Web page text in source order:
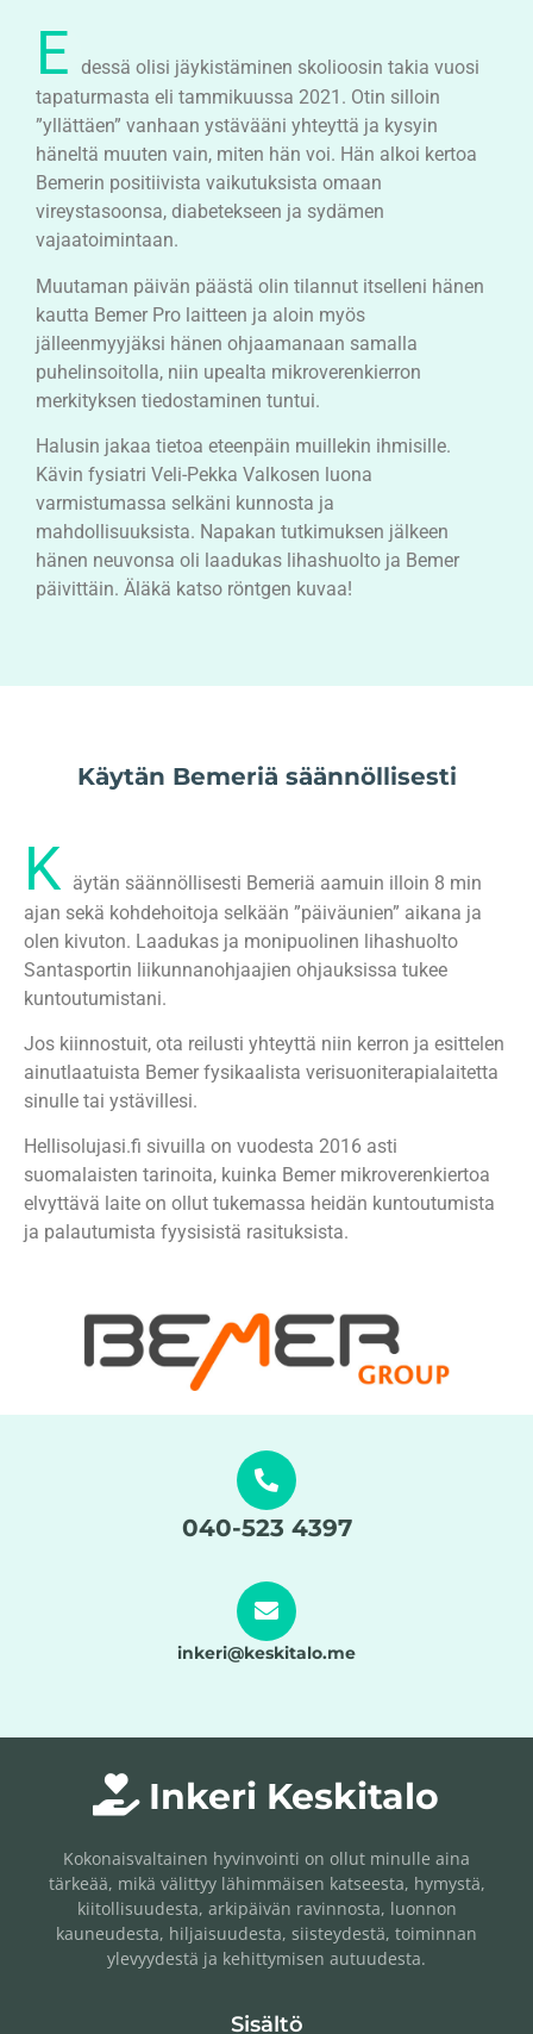
E dessä olisi jäykistäminen skolioosin takia vuosi
tapaturmasta eli tammikuussa 2021. Otin silloin
”yllättäen” vanhaan ystävääni yhteyttä ja kysyin
häneltä muuten vain, miten hän voi. Hän alkoi kertoa
Bemerin positiivista vaikutuksista omaan
vireystasoonsa, diabetekseen ja sydämen
vajaatoimintaan.
Muutaman päivän päästä olin tilannut itselleni hänen
kautta Bemer Pro laitteen ja aloin myös
jälleenmyyjäksi hänen ohjaamanaan samalla
puhelinsoitolla, niin upealta mikroverenkierron
merkityksen tiedostaminen tuntui.
Halusin jakaa tietoa eteenpäin muillekin ihmisille.
Kävin fysiatri Veli-Pekka Valkosen luona
varmistumassa selkäni kunnosta ja
mahdollisuuksista. Napakan tutkimuksen jälkeen
hänen neuvonsa oli laadukas lihashuolto ja Bemer
päivittäin. Äläkä katso röntgen kuvaa!
Käytän Bemeriä säännöllisesti
K äytän säännöllisesti Bemeriä aamuin illoin 8 min
ajan sekä kohdehoitoja selkään ”päiväunien” aikana ja
olen kivuton. Laadukas ja monipuolinen lihashuolto
Santasportin liikunnanohjaajien ohjauksissa tukee
kuntoutumistani.
Jos kiinnostuit, ota reilusti yhteyttä niin kerron ja esittelen
ainutlaatuista Bemer fysikaalista verisuoniterapialaitetta
sinulle tai ystävillesi.
Hellisolujasi.fi sivuilla on vuodesta 2016 asti
suomalaisten tarinoita, kuinka Bemer mikroverenkiertoa
elvyttävä laite on ollut tukemassa heidän kuntoutumista
ja palautumista fyysisistä rasituksista.
040-523 4397
inkeri@keskitalo.me
Inkeri Keskitalo
Kokonaisvaltainen hyvinvointi on ollut minulle aina
tärkeää, mikä välittyy lähimmäisen katseesta, hymystä,
kiitollisuudesta, arkipäivän ravinnosta, luonnon
kauneudesta, hiljaisuudesta, siisteydestä, toiminnan
ylevyydestä ja kehittymisen autuudesta.
Sisältö